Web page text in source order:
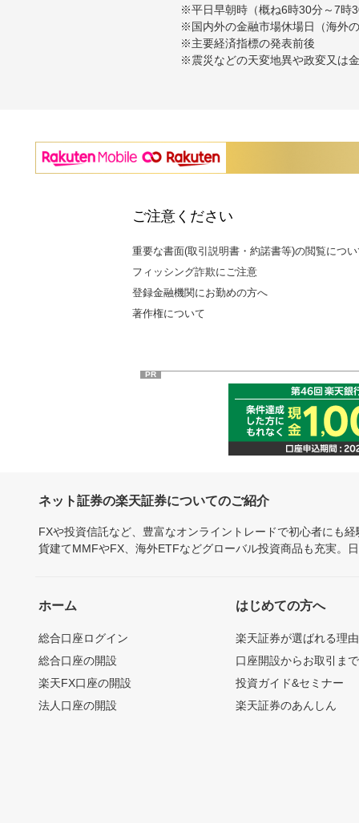
※平日早朝時（概ね6時30分～7時
※国内外の金融市場休場日（海外
※主要経済指標の発表前後
※震災などの天変地異や政変又は
ご注意ください
重要な書面(取引説明書・約諾書等)の閲覧につ
フィッシング詐欺にご注意
登録金融機関にお勤めの方へ
著作権について
PR
ネット証券の楽天証券についてのご紹介
FXや投資信託など、豊富なオンライントレードで初心者にも
貨建てMMFやFX、海外ETFなどグローバル投資商品も充実。
ホーム
総合口座ログイン
総合口座の開設
楽天FX口座の開設
法人口座の開設
はじめての方へ
楽天証券が選ばれる理由
口座開設からお取引ま
投資ガイド&セミナー
楽天証券のあんしん